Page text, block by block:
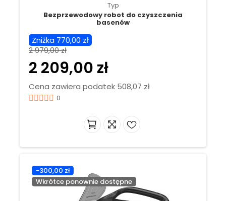
Typ
Bezprzewodowy robot do czyszczenia
basenów
Zniżka 770,00 zł
2 979,00 zł
2 209,00 zł
Cena zawiera podatek 508,07 zł
0
-300,00 zł
Wkrótce ponownie dostępne